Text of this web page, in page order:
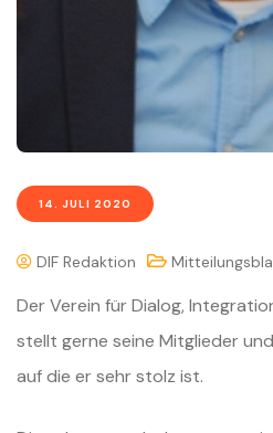
14. JULI 2020
DIF Redaktion
Der Verein für Dialog,
stellt gerne seine Mitglieder
auf die er sehr stolz ist.